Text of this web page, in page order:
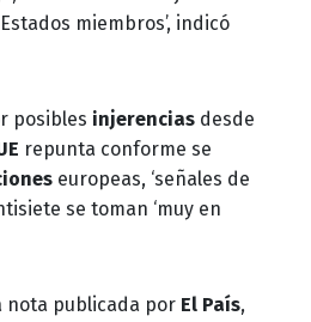
miembros’, indicó
posibles injerencias desde
repunta conforme se
europeas, ‘señales de
se toman ‘muy en
nota publicada por El País,